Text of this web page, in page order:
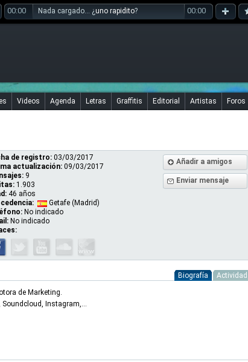
00:00 Nada cargado... ¿uno rapidito? 00:00
Videos Agenda Letras Graffitis Editorial Artistas Foros
Añadir a amigos
Enviar mensaje
de registro: 03/03/2017
actualización: 09/03/2017
9
1.903
46 años
Getafe (Madrid)
No indicado
No indicado
Biografía
Actividad
de Marketing.
Soundcloud, Instagram,...